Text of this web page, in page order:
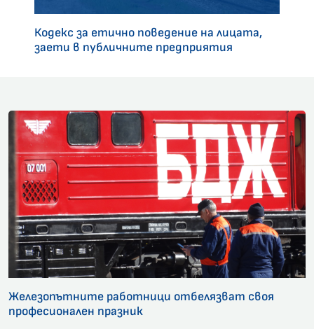
Кодекс за етично поведение на лицата,
заети в публичните предприятия
Железопътните работници отбелязват своя
професионален празник